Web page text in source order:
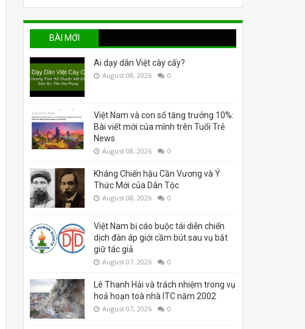
BÀI MỚI
Ai dạy dân Việt cày cấy?
August 08, 2026 0
Việt Nam và con số tăng trưởng 10%:
Bài viết mới của mình trên Tuổi Trẻ
News
August 08, 2026 0
Kháng Chiến hậu Cần Vương và Ý
Thức Mới của Dân Tộc
August 08, 2026 0
Việt Nam bị cáo buộc tái diễn chiến
dịch đàn áp giới cầm bút sau vụ bắt
giữ tác giả
August 07, 2026 0
Lê Thanh Hải và trách nhiệm trong vụ
hoả hoạn toà nhà ITC năm 2002
August 07, 2026 0